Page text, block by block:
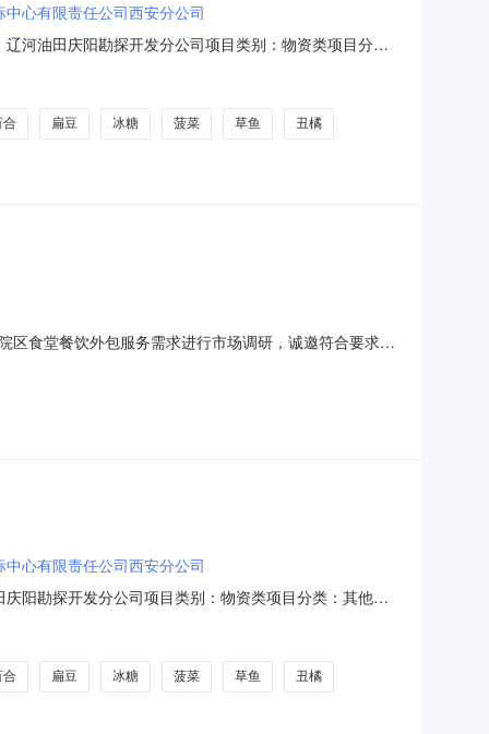
中心有限责任公司西安分公司
河油田庆阳勘探开发分公司项目类别：物资类项目分
合 扁豆 冰糖 菠菜 草鱼 丑橘
食堂餐饮外包服务需求进行市场调研，诚邀符合要求的
中心有限责任公司西安分公司
阳勘探开发分公司项目类别：物资类项目分类：其他供
合 扁豆 冰糖 菠菜 草鱼 丑橘